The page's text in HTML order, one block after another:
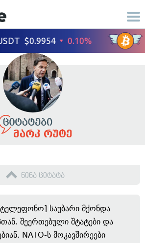
მარკ რუტე
წინა ციტატა
საუბარი მქონდა
შეერთებული შტატები და
NATO-ს მოკავშირეები